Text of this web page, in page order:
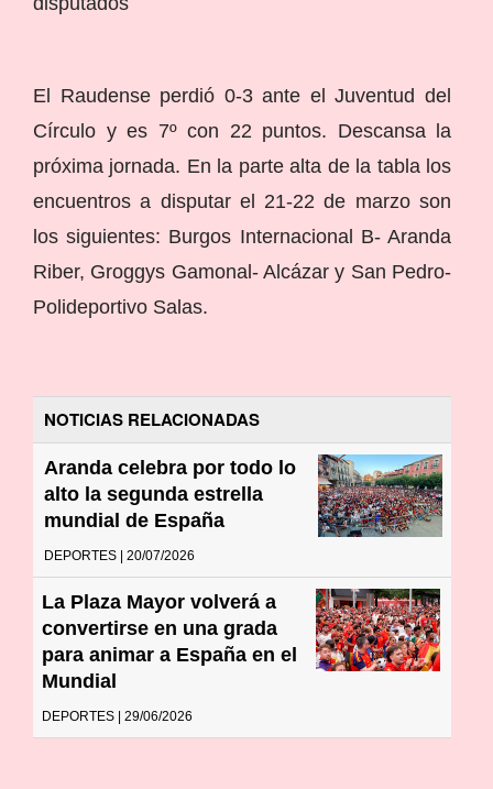
El Raudense perdió 0-3 ante el Juventud del
Círculo y es 7º con 22 puntos. Descansa la
próxima jornada. En la parte alta de la tabla los
encuentros a disputar el 21-22 de marzo son
los siguientes: Burgos Internacional B- Aranda
Riber, Groggys Gamonal- Alcázar y San Pedro-
Polideportivo Salas.
NOTICIAS RELACIONADAS
Aranda celebra por todo lo
alto la segunda estrella
mundial de España
DEPORTES | 20/07/2026
La Plaza Mayor volverá a
convertirse en una grada
para animar a España en el
Mundial
DEPORTES | 29/06/2026